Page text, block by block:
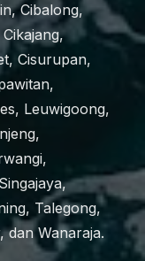
Cibalong,
Cisurupan,
Leuwigoong,
Talegong,
dan Wanaraja.